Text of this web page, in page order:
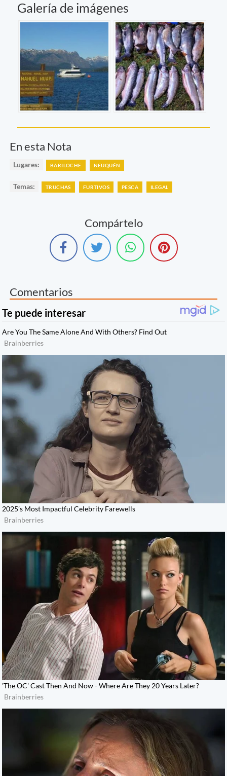
Galería de imágenes
En esta Nota
Lugares: BARILOCHE NEUQUÉN
Temas: TRUCHAS FURTIVOS PESCA ILEGAL
Compártelo
Comentarios